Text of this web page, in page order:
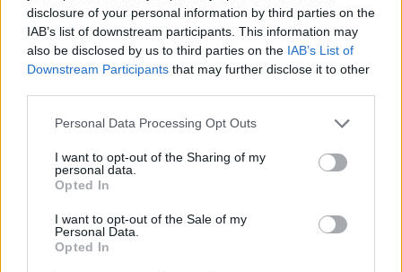
disclosure of your personal information by third parties on the
IAB’s list of downstream participants. This information may
also be disclosed by us to third parties on the IAB’s List of
Downstream Participants that may further disclose it to other
Personal Data Processing Opt Outs
I want to opt-out of the Sharing of my
personal data.
Opted In
I want to opt-out of the Sale of my
Personal Data.
Opted In